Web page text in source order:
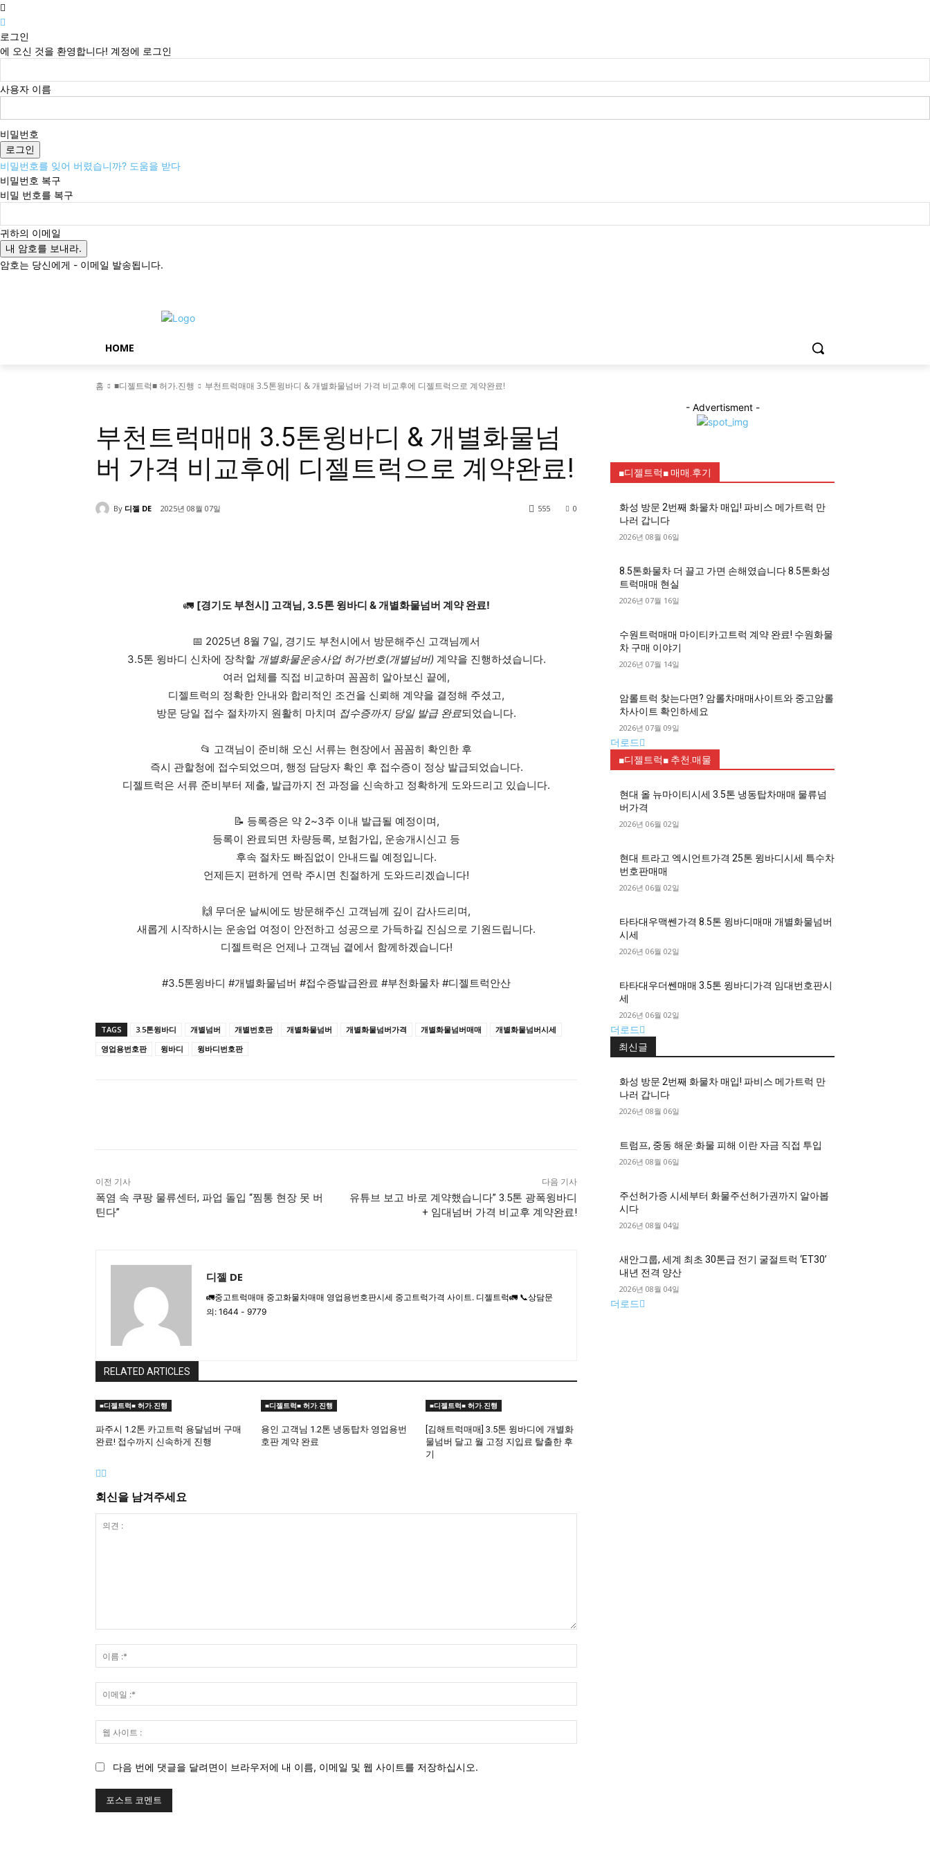
로그인
에 오신 것을 환영합니다! 계정에 로그인
사용자 이름
비밀번호
비밀번호를 잊어 버렸습니까? 도움을 받다
비밀번호 복구
비밀 번호를 복구
귀하의 이메일
암호는 당신에게 - 이메일 발송됩니다.
HOME
홈 ■디젤트럭■ 허가.진행 부천트럭매매 3.5톤윙바디 & 개별화물넘버 가격 비교후에 디젤트럭으로 계약완료!
부천트럭매매 3.5톤윙바디 & 개별화물넘
버 가격 비교후에 디젤트럭으로 계약완료!
By 디젤 DE 2025년 08월 07일 0
555
🚛 [경기도 부천시] 고객님, 3.5톤 윙바디 & 개별화물넘버 계약 완료!
📅 2025년 8월 7일, 경기도 부천시에서 방문해주신 고객님께서
3.5톤 윙바디 신차에 장착할 개별화물운송사업 허가번호(개별넘버) 계약을 진행하셨습니다.
여러 업체를 직접 비교하며 꼼꼼히 알아보신 끝에,
디젤트럭의 정확한 안내와 합리적인 조건을 신뢰해 계약을 결정해 주셨고,
방문 당일 접수 절차까지 원활히 마치며 접수증까지 당일 발급 완료되었습니다.
📂 고객님이 준비해 오신 서류는 현장에서 꼼꼼히 확인한 후
즉시 관할청에 접수되었으며, 행정 담당자 확인 후 접수증이 정상 발급되었습니다.
디젤트럭은 서류 준비부터 제출, 발급까지 전 과정을 신속하고 정확하게 도와드리고 있습니다.
📝 등록증은 약 2~3주 이내 발급될 예정이며,
등록이 완료되면 차량등록, 보험가입, 운송개시신고 등
후속 절차도 빠짐없이 안내드릴 예정입니다.
언제든지 편하게 연락 주시면 친절하게 도와드리겠습니다!
🙌 무더운 날씨에도 방문해주신 고객님께 깊이 감사드리며,
새롭게 시작하시는 운송업 여정이 안전하고 성공으로 가득하길 진심으로 기원드립니다.
디젤트럭은 언제나 고객님 곁에서 함께하겠습니다!
#3.5톤윙바디 #개별화물넘버 #접수증발급완료 #부천화물차 #디젤트럭안산
TAGS 3.5톤윙바디 개별넘버 개별번호판 개별화물넘버 개별화물넘버가격 개별화물넘버매매
개별화물넘버시세
영업용번호판
윙바디 윙바디번호판
이전 기사
폭염 속 쿠팡 물류센터, 파업 돌입 “찜통 현장 못 버
틴다”
다음 기사
유튜브 보고 바로 계약했습니다” 3.5톤 광폭윙바디
+ 임대넘버 가격 비교후 계약완료!
디젤 DE
🚛중고트럭매매 중고화물차매매 영업용번호판시세 중고트럭가격 사이트. 디젤트럭🚛 📞상담문
의: 1644 - 9779
RELATED ARTICLES
■디젤트럭■ 허가.진행
파주시 1.2톤 카고트럭 용달넘버 구매
완료! 접수까지 신속하게 진행
■디젤트럭■ 허가.진행
용인 고객님 1.2톤 냉동탑차 영업용번
호판 계약 완료
■디젤트럭■ 허가.진행
[김해트럭매매] 3.5톤 윙바디에 개별화
물넘버 달고 월 고정 지입료 탈출한 후
기
회신을 남겨주세요
:
름
:*
메
일
사
다음 번에 댓글을 달려면이 브라우저에 내 이름, 이메일 및 웹 사이트를 저장하십시오.
- Advertisment -
■디젤트럭■ 매매.후기
화성 방문 2번째 화물차 매입! 파비스 메가트럭 만
나러 갑니다
2026년 08월 06일
8.5톤화물차 더 끌고 가면 손해였습니다 8.5톤화성
트럭매매 현실
2026년 07월 16일
수원트럭매매 마이티카고트럭 계약 완료! 수원화물
차 구매 이야기
2026년 07월 14일
암롤트럭 찾는다면? 암롤차매매사이트와 중고암롤
차사이트 확인하세요
2026년 07월 09일
더로드
■디젤트럭■ 추천.매물
현대 올 뉴마이티시세 3.5톤 냉동탑차매매 물류넘
버가격
2026년 06월 02일
현대 트라고 엑시언트가격 25톤 윙바디시세 특수차
번호판매매
2026년 06월 02일
타타대우맥쎈가격 8.5톤 윙바디매매 개별화물넘버
시세
2026년 06월 02일
타타대우더쎈매매 3.5톤 윙바디가격 임대번호판시
세
2026년 06월 02일
더로드
최신글
화성 방문 2번째 화물차 매입! 파비스 메가트럭 만
나러 갑니다
2026년 08월 06일
트럼프, 중동 해운·화물 피해 이란 자금 직접 투입
2026년 08월 06일
주선허가증 시세부터 화물주선허가권까지 알아봅
시다
2026년 08월 04일
새안그룹, 세계 최초 30톤급 전기 굴절트럭 ‘ET30’
내년 전격 양산
2026년 08월 04일
더로드